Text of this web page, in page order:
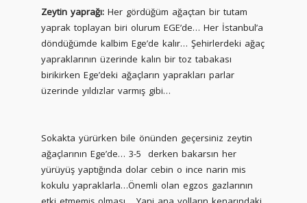
Zeytin yaprağı: Her gördüğüm ağaçtan bir tutam
yaprak toplayan biri olurum EGE’de… Her İstanbul’a
döndüğümde kalbim Ege’de kalır… Şehirlerdeki ağaç
yapraklarının üzerinde kalın bir toz tabakası
birikirken Ege’deki ağaçların yaprakları parlar
üzerinde yıldızlar varmış gibi…
Sokakta yürürken bile önünden geçersiniz zeytin
ağaçlarının Ege’de… 3-5 derken bakarsın her
yürüyüş yaptığında dolar cebin o ince narin mis
kokulu yapraklarla…Önemli olan egzos gazlarının